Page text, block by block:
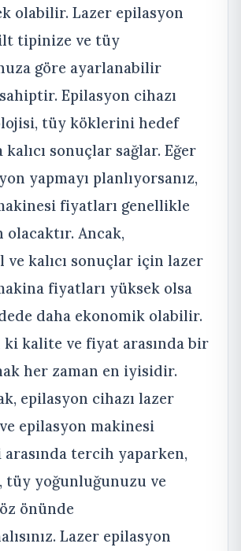
olabilir. Lazer epilasyon
tipinize ve tüy
göre ayarlanabilir
Epilasyon cihazı
tüy köklerini hedef
sonuçlar sağlar. Eğer
yapmayı planlıyorsanız,
fiyatları genellikle
olacaktır. Ancak,
ve kalıcı sonuçlar için lazer
fiyatları yüksek olsa
daha ekonomik olabilir.
ki kalite ve fiyat arasında bir
her zaman en iyisidir.
epilasyon cihazı lazer
epilasyon makinesi
arasında tercih yaparken,
yoğunluğunuzu ve
önünde
Lazer epilasyon